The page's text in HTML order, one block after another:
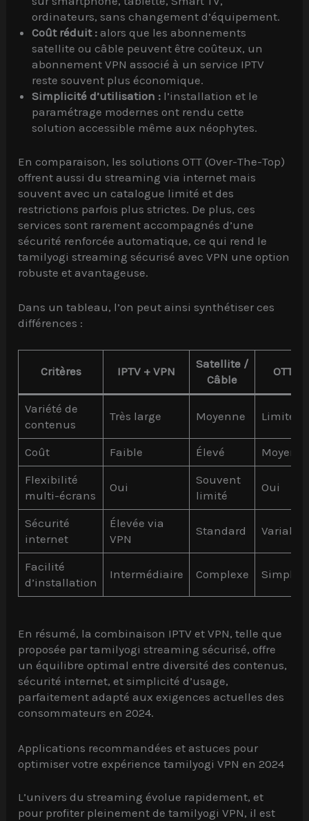
ordinateurs, sans changement d’équipement.
Coût réduit : alors que les abonnements
satellite ou câble peuvent être coûteux, un
abonnement VPN associé à un service IPTV
reste souvent plus économique.
Simplicité d’utilisation : l’installation et le
paramétrage modernes ont rendu cette
solution accessible même aux néophytes.
En comparaison, les solutions OTT (Over-The-Top)
offrent aussi du streaming via internet mais
souvent avec un catalogue limité et des
restrictions parfois plus strictes. De plus, ces
services sont rarement accompagnés d’une
sécurité renforcée automatique, ce qui rend le
tamilyogi streaming sécurisé avec VPN une option
robuste et avantageuse.
Dans un tableau, l’on peut ainsi synthétiser ces
différences :
Critères IPTV + VPN
Satellite /
Câble
OTT
Variété de
contenus
Très large Moyenne Limitée
Coût Faible Élevé
Moyen
Flexibilité
multi-écrans
Oui
Souvent
limité
Oui
Sécurité
internet
Élevée via
VPN
Standard Variable
Facilité
d’installation
Intermédiaire Complexe Simple
En résumé, la combinaison IPTV et VPN, telle que
proposée par tamilyogi streaming sécurisé, offre
un équilibre optimal entre diversité des contenus,
sécurité internet, et simplicité d’usage,
parfaitement adapté aux exigences actuelles des
consommateurs en 2024.
Applications recommandées et astuces pour
optimiser votre expérience tamilyogi VPN en 2024
L’univers du streaming évolue rapidement, et
pour profiter pleinement de tamilyogi VPN, il est